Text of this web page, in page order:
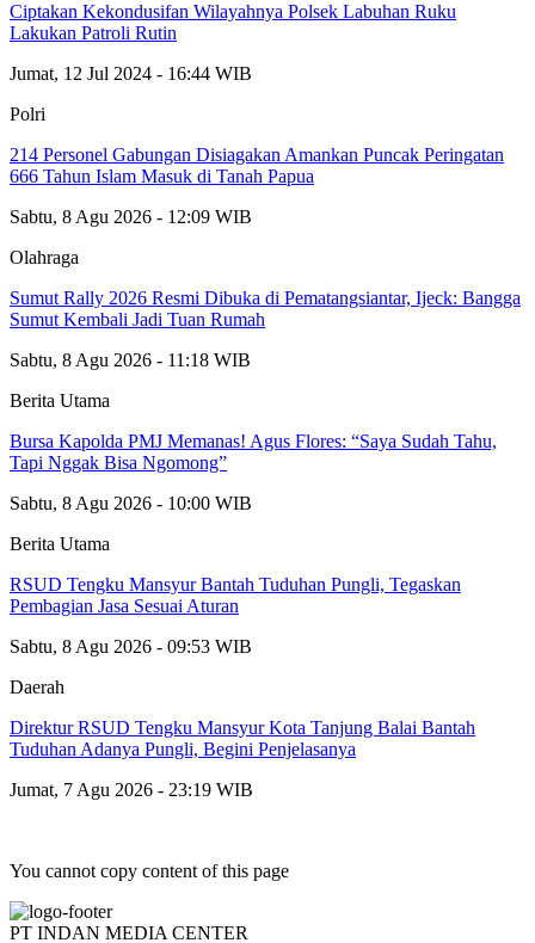
Ciptakan Kekondusifan Wilayahnya Polsek Labuhan Ruku
Lakukan Patroli Rutin
Jumat, 12 Jul 2024 - 16:44 WIB
Polri
214 Personel Gabungan Disiagakan Amankan Puncak Peringatan
666 Tahun Islam Masuk di Tanah Papua
Sabtu, 8 Agu 2026 - 12:09 WIB
Olahraga
Sumut Rally 2026 Resmi Dibuka di Pematangsiantar, Ijeck: Bangga
Sumut Kembali Jadi Tuan Rumah
Sabtu, 8 Agu 2026 - 11:18 WIB
Berita Utama
Bursa Kapolda PMJ Memanas! Agus Flores: “Saya Sudah Tahu,
Tapi Nggak Bisa Ngomong”
Sabtu, 8 Agu 2026 - 10:00 WIB
Berita Utama
RSUD Tengku Mansyur Bantah Tuduhan Pungli, Tegaskan
Pembagian Jasa Sesuai Aturan
Sabtu, 8 Agu 2026 - 09:53 WIB
Daerah
Direktur RSUD Tengku Mansyur Kota Tanjung Balai Bantah
Tuduhan Adanya Pungli, Begini Penjelasanya
Jumat, 7 Agu 2026 - 23:19 WIB
You cannot copy content of this page
PT INDAN MEDIA CENTER